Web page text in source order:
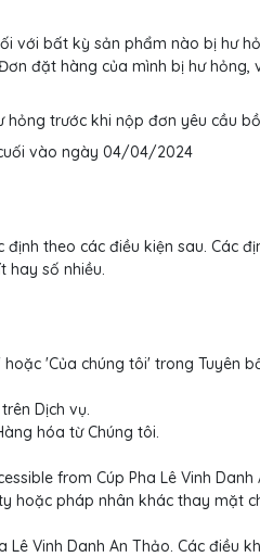
với bất kỳ sản phẩm nào bị hư
đặt hàng của mình bị hư hỏng,
trước khi nộp đơn yêu cầu
vào ngày 04/04/2024
theo các điều kiện sau. Các
hay số nhiều.
'Của chúng tôi' trong Tuyên
Dịch vụ.
hóa từ Chúng tôi.
from Cúp Pha Lê Vinh Danh
hoặc pháp nhân khác thay mặt
Vinh Danh An Thảo. Các điều